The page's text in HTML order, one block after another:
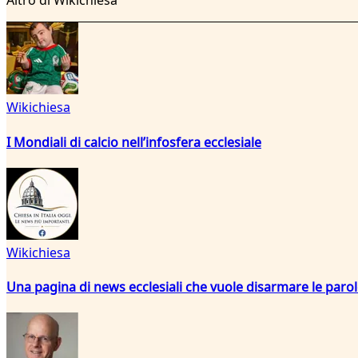
Wikichiesa
I Mondiali di calcio nell’infosfera ecclesiale
Wikichiesa
Una pagina di news ecclesiali che vuole disarmare le